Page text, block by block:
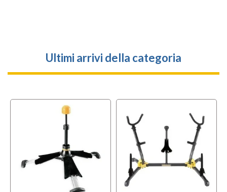
Ultimi arrivi della categoria